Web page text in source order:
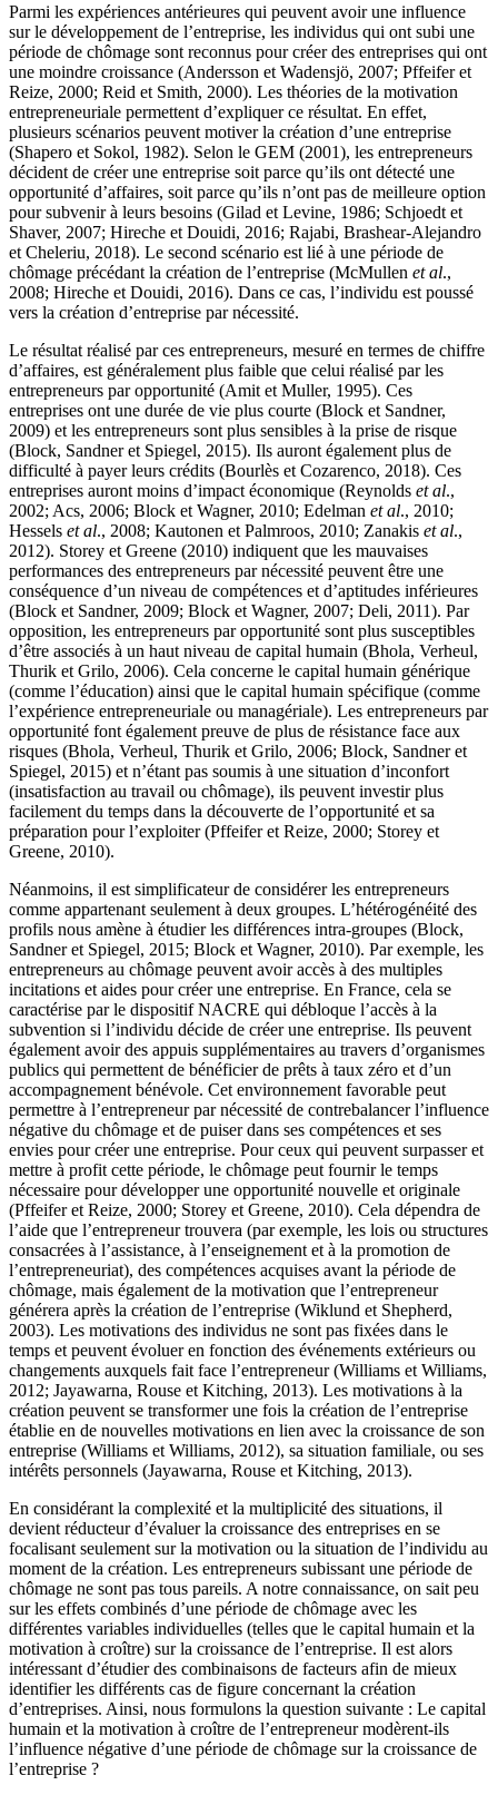
Parmi les expériences antérieures qui peuvent avoir une influence
sur le développement de l’entreprise, les individus qui ont subi une
période de chômage sont reconnus pour créer des entreprises qui ont
une moindre croissance (Andersson et Wadensjö, 2007; Pffeifer et
Reize, 2000; Reid et Smith, 2000). Les théories de la motivation
entrepreneuriale permettent d’expliquer ce résultat. En effet,
plusieurs scénarios peuvent motiver la création d’une entreprise
(Shapero et Sokol, 1982). Selon le GEM (2001), les entrepreneurs
décident de créer une entreprise soit parce qu’ils ont détecté une
opportunité d’affaires, soit parce qu’ils n’ont pas de meilleure option
pour subvenir à leurs besoins (Gilad et Levine, 1986; Schjoedt et
Shaver, 2007; Hireche et Douidi, 2016; Rajabi, Brashear-Alejandro
et Cheleriu, 2018). Le second scénario est lié à une période de
chômage précédant la création de l’entreprise (McMullen et al.,
2008; Hireche et Douidi, 2016). Dans ce cas, l’individu est poussé
vers la création d’entreprise par nécessité.
Le résultat réalisé par ces entrepreneurs, mesuré en termes de chiffre
d’affaires, est généralement plus faible que celui réalisé par les
entrepreneurs par opportunité (Amit et Muller, 1995). Ces
entreprises ont une durée de vie plus courte (Block et Sandner,
2009) et les entrepreneurs sont plus sensibles à la prise de risque
(Block, Sandner et Spiegel, 2015). Ils auront également plus de
difficulté à payer leurs crédits (Bourlès et Cozarenco, 2018). Ces
entreprises auront moins d’impact économique (Reynolds et al.,
2002; Acs, 2006; Block et Wagner, 2010; Edelman et al., 2010;
Hessels et al., 2008; Kautonen et Palmroos, 2010; Zanakis et al.,
2012). Storey et Greene (2010) indiquent que les mauvaises
performances des entrepreneurs par nécessité peuvent être une
conséquence d’un niveau de compétences et d’aptitudes inférieures
(Block et Sandner, 2009; Block et Wagner, 2007; Deli, 2011). Par
opposition, les entrepreneurs par opportunité sont plus susceptibles
d’être associés à un haut niveau de capital humain (Bhola, Verheul,
Thurik et Grilo, 2006). Cela concerne le capital humain générique
(comme l’éducation) ainsi que le capital humain spécifique (comme
l’expérience entrepreneuriale ou managériale). Les entrepreneurs par
opportunité font également preuve de plus de résistance face aux
risques (Bhola, Verheul, Thurik et Grilo, 2006; Block, Sandner et
Spiegel, 2015) et n’étant pas soumis à une situation d’inconfort
(insatisfaction au travail ou chômage), ils peuvent investir plus
facilement du temps dans la découverte de l’opportunité et sa
préparation pour l’exploiter (Pffeifer et Reize, 2000; Storey et
Greene, 2010).
Néanmoins, il est simplificateur de considérer les entrepreneurs
comme appartenant seulement à deux groupes. L’hétérogénéité des
profils nous amène à étudier les différences intra-groupes (Block,
Sandner et Spiegel, 2015; Block et Wagner, 2010). Par exemple, les
entrepreneurs au chômage peuvent avoir accès à des multiples
incitations et aides pour créer une entreprise. En France, cela se
caractérise par le dispositif NACRE qui débloque l’accès à la
subvention si l’individu décide de créer une entreprise. Ils peuvent
également avoir des appuis supplémentaires au travers d’organismes
publics qui permettent de bénéficier de prêts à taux zéro et d’un
accompagnement bénévole. Cet environnement favorable peut
permettre à l’entrepreneur par nécessité de contrebalancer l’influence
négative du chômage et de puiser dans ses compétences et ses
envies pour créer une entreprise. Pour ceux qui peuvent surpasser et
mettre à profit cette période, le chômage peut fournir le temps
nécessaire pour développer une opportunité nouvelle et originale
(Pffeifer et Reize, 2000; Storey et Greene, 2010). Cela dépendra de
l’aide que l’entrepreneur trouvera (par exemple, les lois ou structures
consacrées à l’assistance, à l’enseignement et à la promotion de
l’entrepreneuriat), des compétences acquises avant la période de
chômage, mais également de la motivation que l’entrepreneur
générera après la création de l’entreprise (Wiklund et Shepherd,
2003). Les motivations des individus ne sont pas fixées dans le
temps et peuvent évoluer en fonction des événements extérieurs ou
changements auxquels fait face l’entrepreneur (Williams et Williams,
2012; Jayawarna, Rouse et Kitching, 2013). Les motivations à la
création peuvent se transformer une fois la création de l’entreprise
établie en de nouvelles motivations en lien avec la croissance de son
entreprise (Williams et Williams, 2012), sa situation familiale, ou ses
intérêts personnels (Jayawarna, Rouse et Kitching, 2013).
En considérant la complexité et la multiplicité des situations, il
devient réducteur d’évaluer la croissance des entreprises en se
focalisant seulement sur la motivation ou la situation de l’individu au
moment de la création. Les entrepreneurs subissant une période de
chômage ne sont pas tous pareils. A notre connaissance, on sait peu
sur les effets combinés d’une période de chômage avec les
différentes variables individuelles (telles que le capital humain et la
motivation à croître) sur la croissance de l’entreprise. Il est alors
intéressant d’étudier des combinaisons de facteurs afin de mieux
identifier les différents cas de figure concernant la création
d’entreprises. Ainsi, nous formulons la question suivante : Le capital
humain et la motivation à croître de l’entrepreneur modèrent-ils
l’influence négative d’une période de chômage sur la croissance de
l’entreprise ?